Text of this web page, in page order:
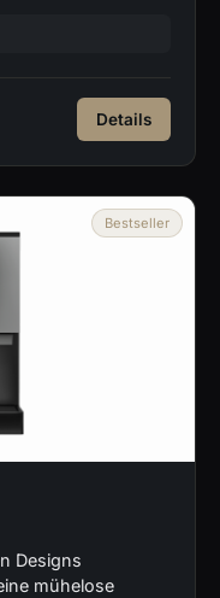
Details
Bestseller
Designs
mühelose